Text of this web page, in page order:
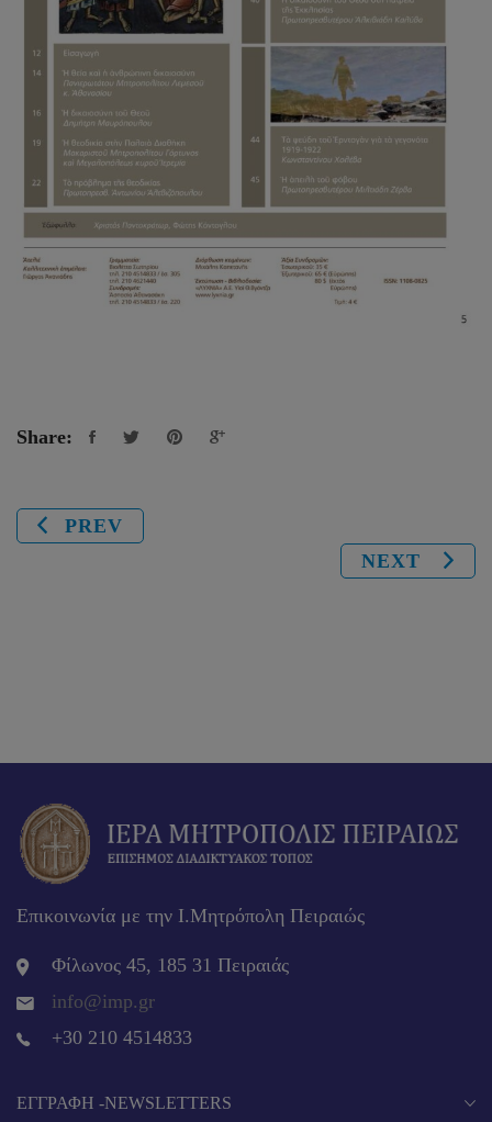
Share:
PREV
NEXT
Επικοινωνία με την Ι.Μητρόπολη Πειραιώς
Φίλωνος 45, 185 31 Πειραιάς
info@imp.gr
+30 210 4514833
EΓΓΡΑΦΉ -NEWSLETTERS